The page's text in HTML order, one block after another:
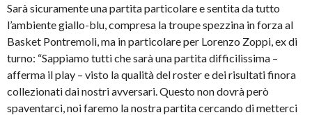
Sarà sicuramente una partita particolare e sentita da tutto
l’ambiente giallo-blu, compresa la troupe spezzina in forza al
Basket Pontremoli, ma in particolare per Lorenzo Zoppi, ex di
turno: “Sappiamo tutti che sarà una partita difficilissima –
afferma il play – visto la qualità del roster e dei risultati finora
collezionati dai nostri avversari. Questo non dovrà però
spaventarci, noi faremo la nostra partita cercando di metterci